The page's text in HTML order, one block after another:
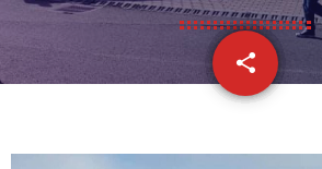
share
email